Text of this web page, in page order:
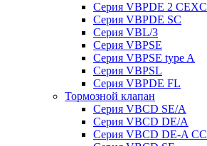
Серия VBPDE 2 CEXC
Серия VBPDE SC
Серия VBL/3
Серия VBPSE
Серия VBPSE type A
Серия VBPSL
Серия VBPDE FL
Тормозной клапан
Серия VBCD SE/A
Серия VBCD DE/A
Серия VBCD DE-A CC